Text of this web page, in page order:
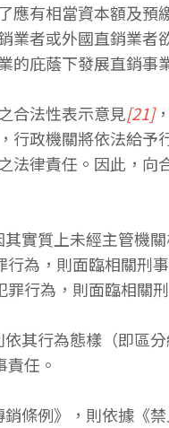
應有相當資本額及
業者或外國直銷業
庇蔭下發展直銷
合法性表示意見[21]
行政機關將依法給
律責任。因此，
實質上未經主管機
為，則面臨相關
行為，則面臨相關
其行為態樣（即區
任。
條例》，則依據《